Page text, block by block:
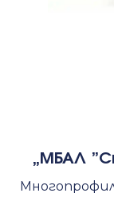
„МБАЛ